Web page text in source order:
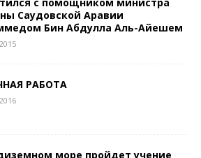
с помощником министра
Саудовской Аравии
Бин Абдулла Аль-Айешем
РАБОТА
море пройдет учение